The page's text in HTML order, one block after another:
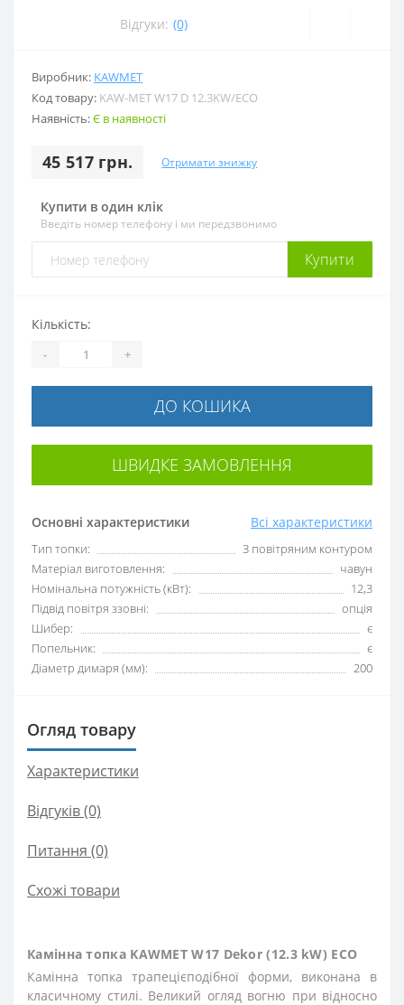
Відгуки: (0)
Виробник: KAWMET
Код товару: KAW-MET W17 D 12.3KW/EСO
Наявність:Є в наявності
45 517 грн. Отримати знижку
Купити в один клік
Введіть номер телефону і ми передзвонимо
Купити
Основні характеристики Всі характеристики
Тип топки:
З повітряним контуром
Матеріал виготовлення:
чавун
Номінальна потужність (кВт):
12,3
Підвід повітря ззовні:
опція
Шибер:
є
Попельник:
є
Діаметр димаря (мм):
200
Кількість:
- +
ДО КОШИКА
ШВИДКЕ ЗАМОВЛЕННЯ
Огляд товару
Характеристики
Відгуків (0)
Питання (0)
Схожі товари
Камінна топка KAWMET W17 Dekor (12.3 kW) EСO
Камінна топка трапецієподібної форми, виконана в
класичному стилі. Великий огляд вогню при відносно